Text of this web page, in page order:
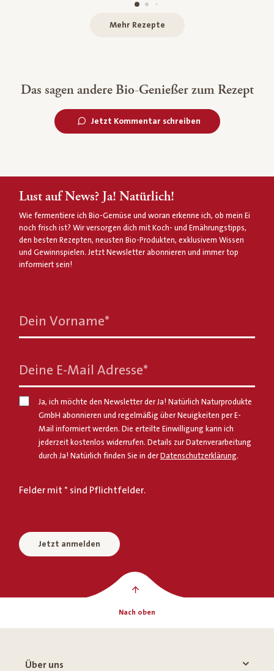
Mehr Rezepte
Das sagen andere Bio-Genießer zum Rezept
Jetzt Kommentar schreiben
Lust auf News? Ja! Natürlich!
Wie fermentiere ich Bio-Gemüse und woran erkenne ich, ob mein Ei
noch frisch ist? Wir versorgen dich mit Koch- und Ernährungstipps,
den besten Rezepten, neusten Bio-Produkten, exklusivem Wissen
und Gewinnspielen. Jetzt Newsletter abonnieren und immer top
informiert sein!
Dein Vorname*
Deine E-Mail Adresse*
Ja, ich möchte den Newsletter der Ja! Natürlich Naturprodukte
GmbH abonnieren und regelmäßig über Neuigkeiten per E-
Mail informiert werden. Die erteilte Einwilligung kann ich
jederzeit kostenlos widerrufen. Details zur Datenverarbeitung
durch Ja! Natürlich finden Sie in derDatenschutzerklärung.
Felder mit * sind Pflichtfelder.
Jetzt anmelden
Nach oben
Über uns